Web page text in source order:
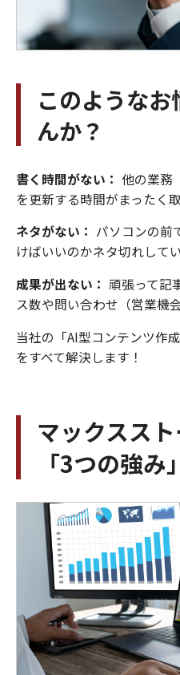
このような
んか？
書く時間がない： 他の業務
を更新する時間がまったく
ネタがない： パソコンの前
けばいいのかネタ切れして
成果が出ない： 頑張って記
ス数や問い合わせ（営業機
当社の「AI型コンテンツ作
をすべて解決します！
マックスス
「3つの強み」